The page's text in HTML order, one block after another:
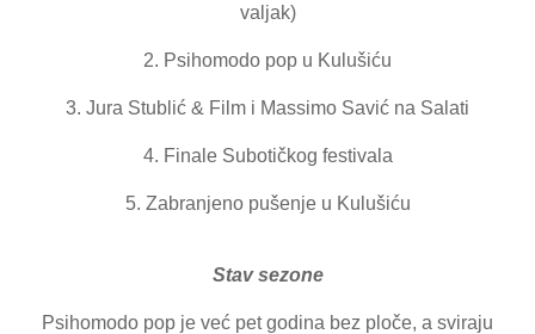
valjak)
2. Psihomodo pop u Kulušiću
3. Jura Stublić & Film i Massimo Savić na Salati
4. Finale Subotičkog festivala
5. Zabranjeno pušenje u Kulušiću
Stav sezone
Psihomodo pop je već pet godina bez ploče, a sviraju